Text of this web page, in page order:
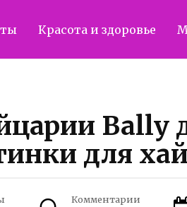
Красота и здоровье
Bally
для
Комментарии